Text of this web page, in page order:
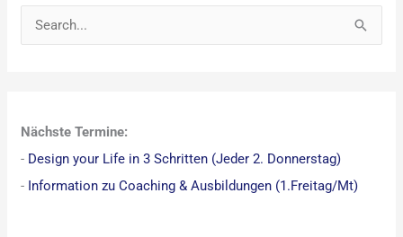
e
n
n
Nächste Termine:
- Design your Life in 3 Schritten (Jeder 2. Donnerstag)
- Information zu Coaching & Ausbildungen (1.Freitag/Mt)